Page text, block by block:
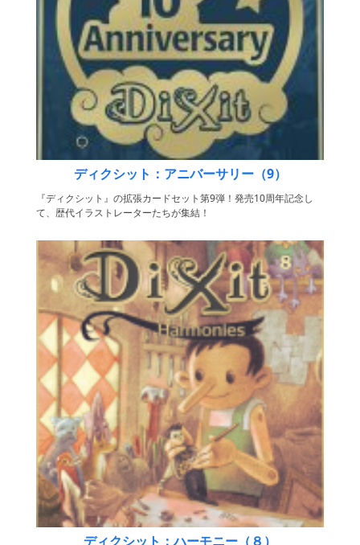
ディクシット：アニバーサリー（9）
『ディクシット』の拡張カードセット第9弾！発売10周年記念し
て、歴代イラストレーターたちが集結！
ディクシット：ハーモニー（８）